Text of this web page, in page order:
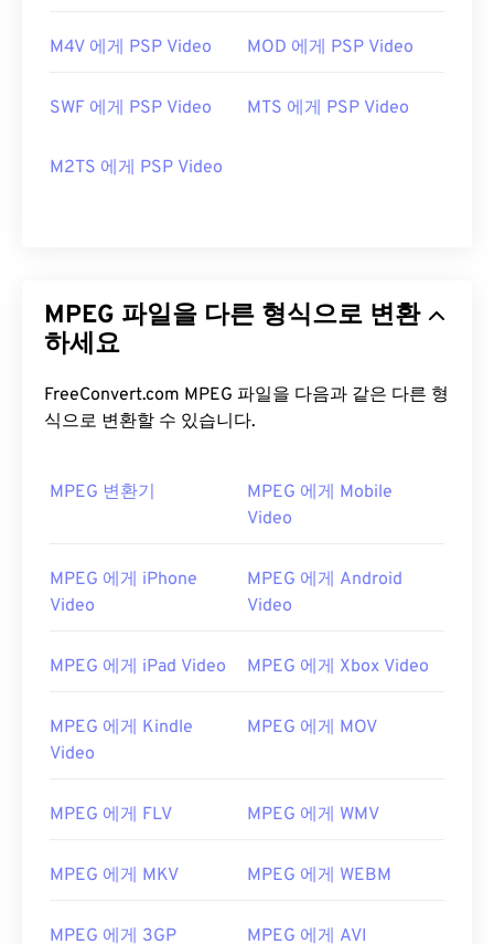
00 00
00 00
M4V 에게 PSP Video MOD 에게 PSP Video
SWF 에게 PSP Video MTS 에게 PSP Video
M2TS 에게 PSP Video
MPEG 파일을 다른 형식으로 변환
하세요
FreeConvert.com MPEG 파일을 다음과 같은 다른 형
식으로 변환할 수 있습니다.
MPEG 변환기
MPEG 에게 Mobile
Video
MPEG 에게 iPhone
Video
MPEG 에게 Android
Video
MPEG 에게 iPad Video MPEG 에게 Xbox Video
MPEG 에게 Kindle
Video
MPEG 에게 MOV
MPEG 에게 FLV MPEG 에게 WMV
MPEG 에게 MKV MPEG 에게 WEBM
MPEG 에게 3GP MPEG 에게 AVI